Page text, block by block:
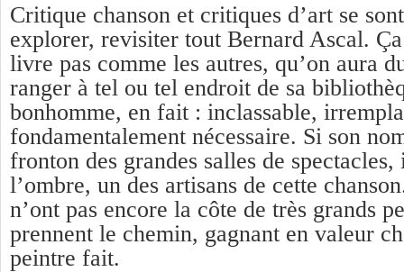
Critique chanson et critiques d’art se
explorer, revisiter tout Bernard Ascal.
livre pas comme les autres, qu’on aura
ranger à tel ou tel endroit de sa
bonhomme, en fait : inclassable,
fondamentalement nécessaire. Si son
fronton des grandes salles de spectacles,
l’ombre, un des artisans de cette
n’ont pas encore la côte de très grands
prennent le chemin, gagnant en valeur
peintre fait.